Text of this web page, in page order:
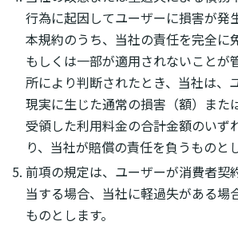
行為に起因してユーザーに損害が発
本規約のうち、当社の責任を完全に
もしくは一部が適用されないことが
所により判断されたとき、当社は、
現実に生じた通常の損害（額）また
受領した利用料金の合計金額のいず
り、当社が賠償の責任を負うものと
前項の規定は、ユーザーが消費者契
当する場合、当社に軽過失がある場
ものとします。